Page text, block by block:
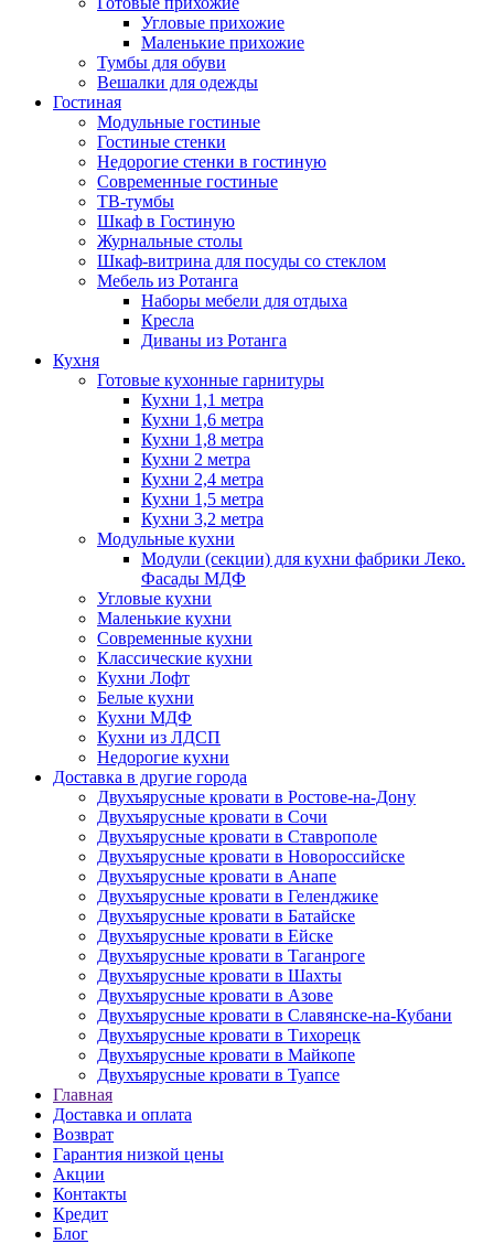
Угловые прихожие
Маленькие прихожие
Тумбы для обуви
Вешалки для одежды
Гостиная
Модульные гостиные
Гостиные стенки
Недорогие стенки в гостиную
Современные гостиные
ТВ-тумбы
Шкаф в Гостиную
Журнальные столы
Шкаф-витрина для посуды со стеклом
Мебель из Ротанга
Наборы мебели для отдыха
Кресла
Диваны из Ротанга
Кухня
Готовые кухонные гарнитуры
Кухни 1,1 метра
Кухни 1,6 метра
Кухни 1,8 метра
Кухни 2 метра
Кухни 2,4 метра
Кухни 1,5 метра
Кухни 3,2 метра
Модульные кухни
Модули (секции) для кухни фабрики Леко.
Фасады МДФ
Угловые кухни
Маленькие кухни
Современные кухни
Классические кухни
Кухни Лофт
Белые кухни
Кухни МДФ
Кухни из ЛДСП
Недорогие кухни
Доставка в другие города
Двухъярусные кровати в Ростове-на-Дону
Двухъярусные кровати в Сочи
Двухъярусные кровати в Ставрополе
Двухъярусные кровати в Новороссийске
Двухъярусные кровати в Анапе
Двухъярусные кровати в Геленджике
Двухъярусные кровати в Батайске
Двухъярусные кровати в Ейске
Двухъярусные кровати в Таганроге
Двухъярусные кровати в Шахты
Двухъярусные кровати в Азове
Двухъярусные кровати в Славянске-на-Кубани
Двухъярусные кровати в Тихорецк
Двухъярусные кровати в Майкопе
Двухъярусные кровати в Туапсе
Главная
Доставка и оплата
Возврат
Гарантия низкой цены
Акции
Контакты
Кредит
Блог